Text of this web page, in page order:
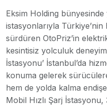
Eksim Holding bünyesinde
istasyonlarıyla
sürdüren OtoPriz’in
kesintisiz yolculuk
İstasyonu’ İstanbul’da
konuma gelerek
hem de yolda kalma
Mobil Hızlı Şarj